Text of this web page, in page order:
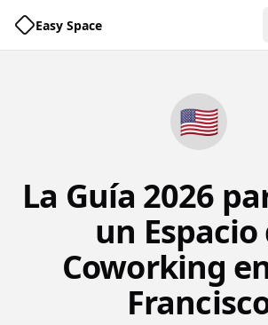
Easy Space
🇺🇸
La Guía 2026
un Espacio
Coworking